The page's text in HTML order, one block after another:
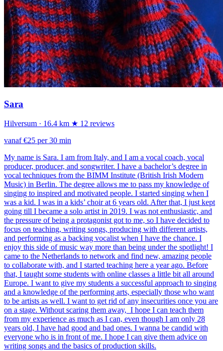
Sara
Hilversum · 16.4 km ★ 12 reviews
vanaf €25 per 30 min
My name is Sara. I am from Italy, and I am a vocal coach, vocal
producer, producer, and songwriter. I have a bachelor’s degree in
vocal techniques from the BIMM Institute (British Irish Modern
Music) in Berlin. The degree allows me to pass my knowledge of
singing to inspired and motivated people. I started singing when I
was a kid. I was in a kids’ choir at 6 years old. After that, I just kept
going till I became a solo artist in 2019. I was not enthusiastic, and
the pressure of being a protagonist got to me, so I have decided to
focus on teaching, writing songs, producing with different artists,
and performing as a backing vocalist when I have the chance. I
enjoy this side of music way more than being under the spotlight! I
came to the Netherlands to network and find new, amazing people
to collaborate with, and I started teaching here a year ago. Before
that, I taught some students with online classes a little bit all around
Europe. I want to give my students a successful approach to singing
and a knowledge of the performing arts, especially those who want
to be artists as well. I want to get rid of any insecurities once you are
on a stage. Without scaring them away, I hope I can teach them
from my experience as much as I can, even though I am only 28
years old, I have had good and bad ones. I wanna be candid with
everyone who is in front of me. I hope I can give them advice on
writing songs and the basics of production skills.